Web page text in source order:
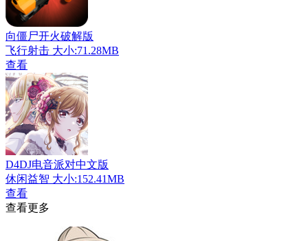
向僵尸开火破解版
飞行射击 大小:71.28MB
查看
D4DJ电音派对中文版
休闲益智 大小:152.41MB
查看
查看更多